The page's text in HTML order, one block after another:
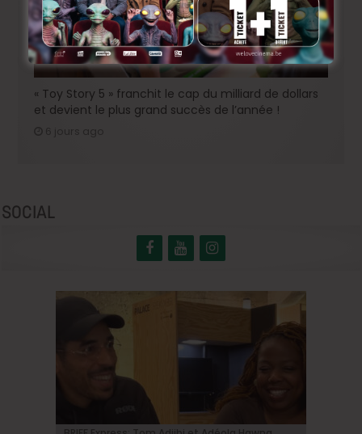
« Toy Story 5 » franchit le cap du milliard de dollars
et devient le plus grand succès de l’année !
SOCIAL